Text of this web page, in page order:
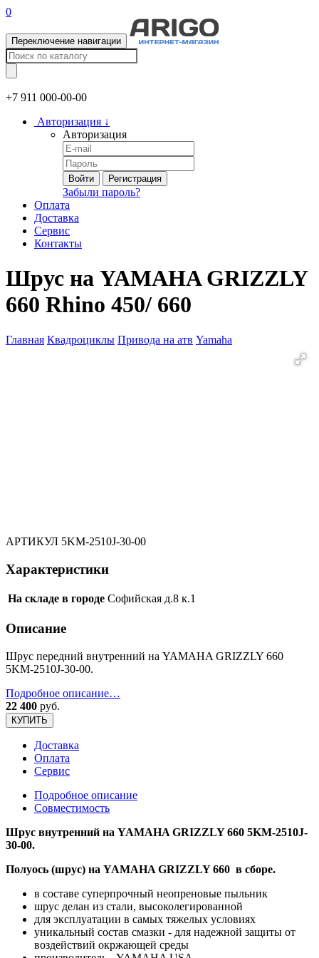
0
Переключение навигации
+7 911 000-00-00
Авторизация ↓
Авторизация
Войти Регистрация
Забыли пароль?
Оплата
Доставка
Сервис
Контакты
Шрус на YAMAHA GRIZZLY
660 Rhino 450/ 660
Главная Квадроциклы Привода на атв Yamaha
АРТИКУЛ 5KM-2510J-30-00
Характеристики
На складе в городе Софийская д.8 к.1
Описание
Шрус передний внутренний на YAMAHA GRIZZLY 660
5KM-2510J-30-00.
Подробное описание…
22 400 руб.
КУПИТЬ
Доставка
Оплата
Сервис
Подробное описание
Совместимость
Шрус внутренний на YAMAHA GRIZZLY 660 5KM-2510J-
30-00.
Полуось (шрус) на YAMAHA GRIZZLY 660 в сборе.
в составе суперпрочный неопреновые пыльник
шрус делан из стали, высоколегированной
для эксплуатации в самых тяжелых условиях
уникальный состав смазки - для надежной защиты от
воздействий окржающей среды